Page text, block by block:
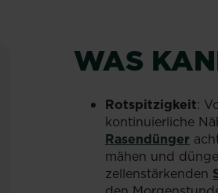
WAS
Rotspitzigkeit:
kontinuierliche
Rasendünger
mähen und
zellenstärkenden